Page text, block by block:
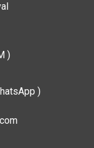
)
)